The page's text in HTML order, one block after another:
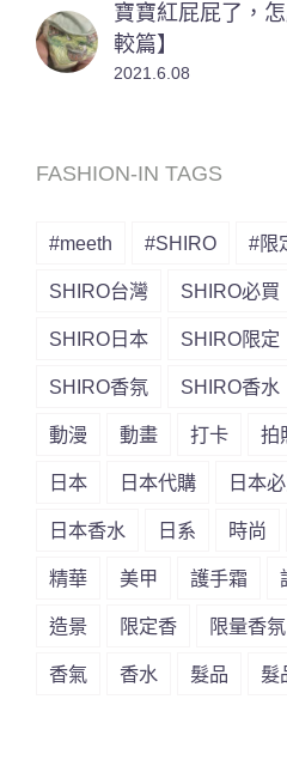
寶寶紅屁屁了，
較篇】
2021.6.08
FASHION-IN TAGS
#meeth #SHIRO #限
SHIRO台灣 SHIRO必買
SHIRO日本 SHIRO限定
SHIRO香氛 SHIRO香水
動漫 動畫 打卡 拍
日本 日本代購 日本
日本香水 日系 時尚
精華 美甲 護手霜
造景 限定香 限量香氛
香氣 香水 髮品 髮